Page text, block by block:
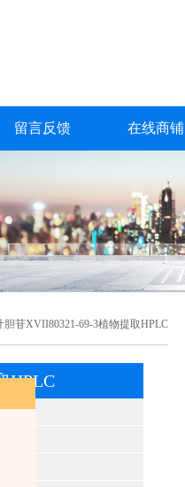
留言反馈 在线商铺
苷XVII80321-69-3植物提取HPLC
HPLC